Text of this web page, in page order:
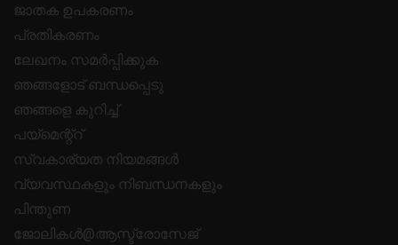
ജാതക ഉപകരണം
പ്രതികരണം
ലേഖനം സമർപ്പിക്കുക
ഞങ്ങളോട് ബന്ധപ്പെടു
ഞങ്ങളെ കുറിച്ച്
പയ്മെന്റ്റ്
സ്വകാര്യത നിയമങ്ങൾ
വ്യവസ്ഥകളും നിബന്ധനകളും
പിന്തുണ
ജോലികൾ@ആസ്ട്രോസേജ്